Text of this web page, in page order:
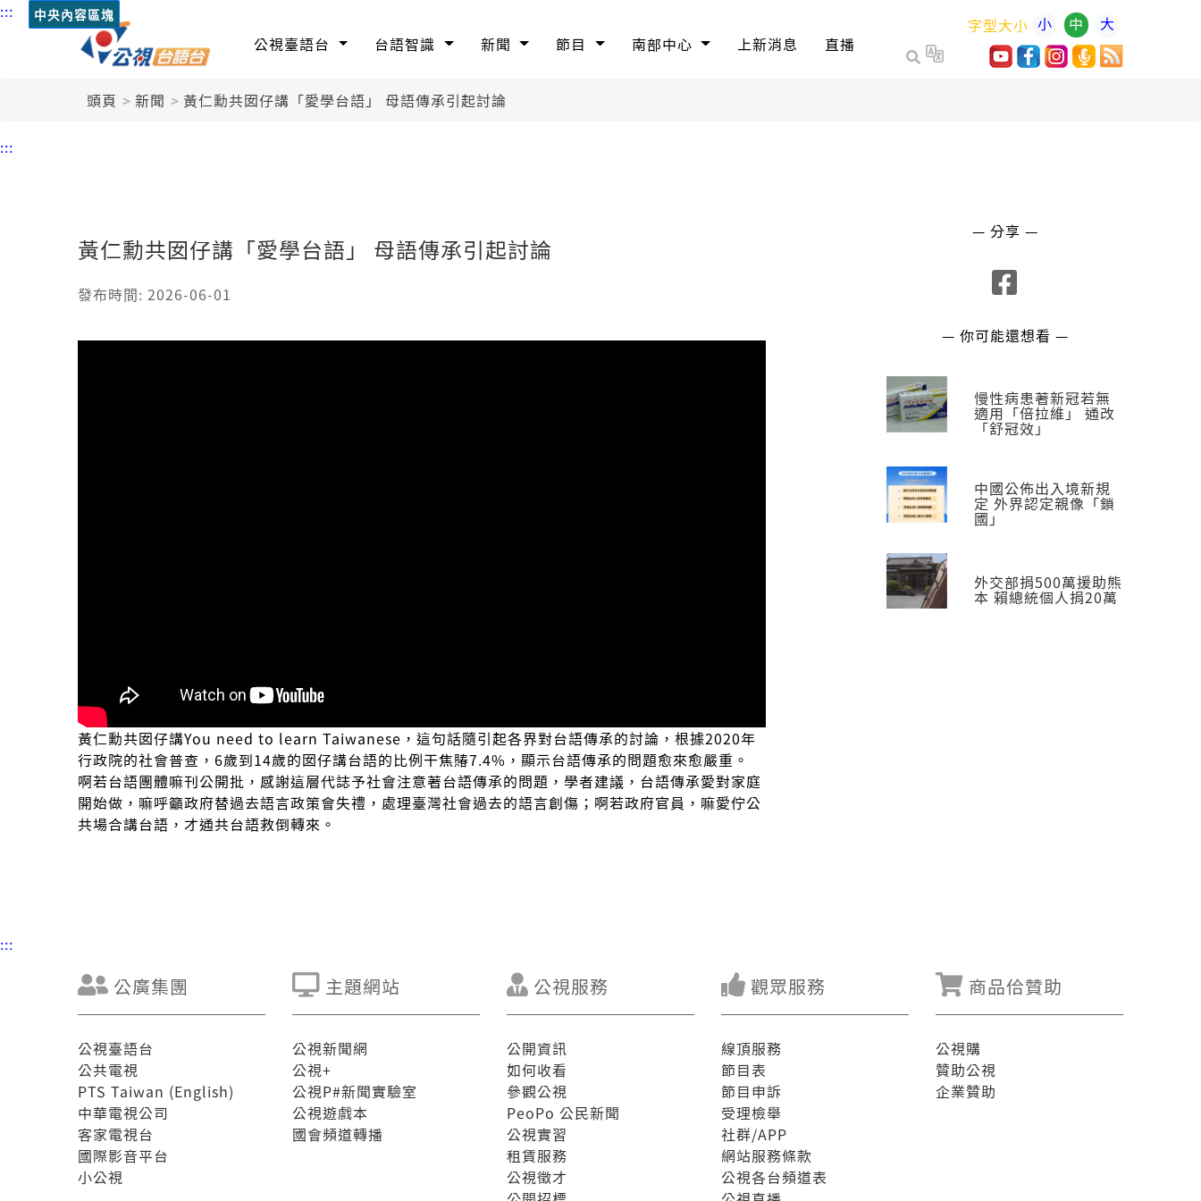
::: 中央內容區塊
公視臺語台 台語智識 新聞 節目 南部中心 上新消息 直播
字型大小 小 中 大
頭頁 新聞 黃仁勳共囡仔講「愛學台語」 母語傳承引起討論
:::
黃仁勳共囡仔講「愛學台語」 母語傳承引起討論
發布時間: 2026-06-01
黃仁勳共囡仔講You need to learn Taiwanese，這句話隨引起各界對台語傳承的討論，根據2020年
行政院的社會普查，6歲到14歲的囡仔講台語的比例干焦賰7.4%，顯示台語傳承的問題愈來愈嚴重。
啊若台語團體嘛刊公開批，感謝這層代誌予社會注意著台語傳承的問題，學者建議，台語傳承愛對家庭
開始做，嘛呼籲政府替過去語言政策會失禮，處理臺灣社會過去的語言創傷；啊若政府官員，嘛愛佇公
共場合講台語，才通共台語救倒轉來。
— 分享 —
— 你可能還想看 —
慢性病患著新冠若無
適用「倍拉維」 通改
「舒冠效」
中國公佈出入境新規
定 外界認定親像「鎖
國」
外交部捐500萬援助熊
本 賴總統個人捐20萬
:::
公廣集團
公視臺語台
公共電視
PTS Taiwan (English)
中華電視公司
客家電視台
國際影音平台
小公視
主題網站
公視新聞網
公視+
公視P#新聞實驗室
公視遊戲本
國會頻道轉播
公視服務
公開資訊
如何收看
參觀公視
PeoPo 公民新聞
公視實習
租賃服務
公視徵才
觀眾服務
線頂服務
節目表
節目申訴
受理檢舉
社群/APP
網站服務條款
公視各台頻道表
商品佮贊助
公視購
贊助公視
企業贊助